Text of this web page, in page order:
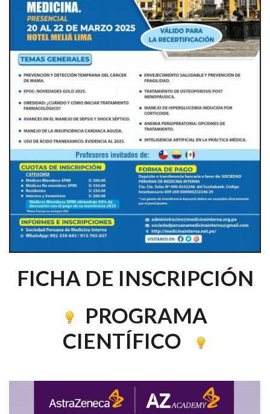
FICHA DE INSCRIPCIÓN
PROGRAMA
CIENTÍFICO